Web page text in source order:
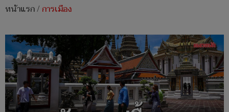
หน้าแรก/การเมือง